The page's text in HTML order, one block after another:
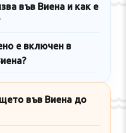
във Виена и как е
е включен в
във Виена до